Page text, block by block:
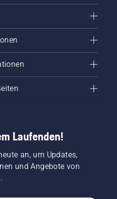
Laufenden!
an, um Updates,
und Angebote von